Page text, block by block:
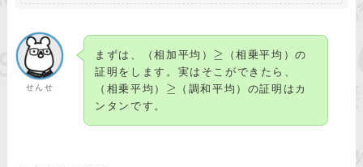
せんせ
まずは、（相加平均） ≥
（相乗平均）の
証明をします。実はそこができたら、
（相乗平均） ≥
（調和平均）の証明はカ
ンタンです。